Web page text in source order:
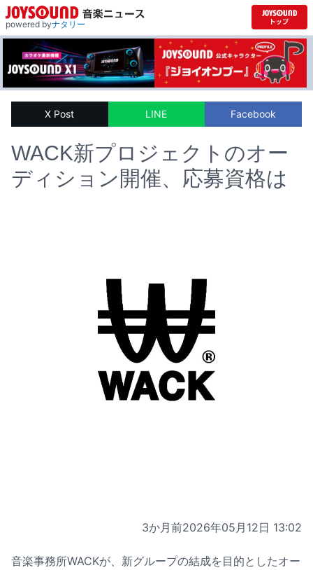
powered byナタリー
X Post LINE Facebook
WACK新プロジェクトのオー
ディション開催、応募資格は
3か月前2026年05月12日 13:02
音楽事務所WACKが、新グループの結成を目的としたオー